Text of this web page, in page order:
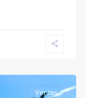
Ventas